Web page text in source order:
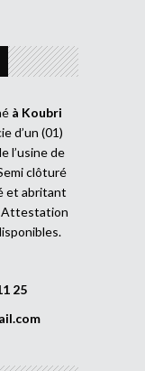
à Koubri
d’un (01)
l’usine de
clôturé
et abritant
Attestation
25